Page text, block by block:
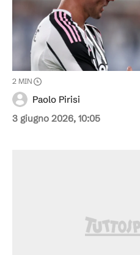
3 giugno 2026, 10:05
Paolo Pirisi
2 MIN